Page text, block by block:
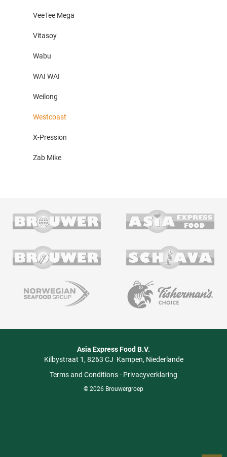
VeeTee Mega
Vitasoy
Wabu
WAI WAI
Weilong
Westcoast
X-Pression
Zab Mike
Asia Express Food B.V.
Kilbystraat 1 8263 CJ Kampen Niederlande
Terms and Conditions- Privacyverklaring
© 2026 Brouwergroep